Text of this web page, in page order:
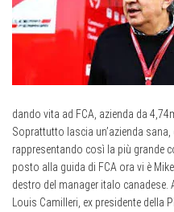
dando vita ad FCA, azienda da
Soprattutto lascia un’azienda
rappresentando così la più grande
posto alla guida di FCA ora vi è
destro del manager italo canadese.
Louis Camilleri, ex presidente della